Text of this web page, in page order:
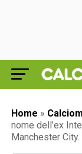
Home »
nome dell’ex
Manchester